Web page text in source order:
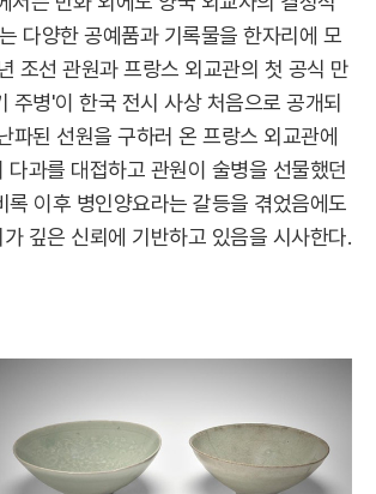
다양한 공예품과 기록물을 한자리에 모
조선 관원과 프랑스 외교관의 첫 공식 만
주병'이 한국 전시 사상 처음으로 공개되
파된 선원을 구하러 온 프랑스 외교관에
다과를 대접하고 관원이 술병을 선물했던
록 이후 병인양요라는 갈등을 겪었음에도
깊은 신뢰에 기반하고 있음을 시사한다.